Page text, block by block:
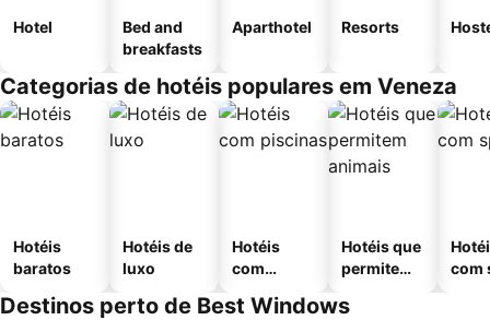
Hotel
Bed and
breakfasts
Aparthotel Resorts
Categorias de hotéis populares em Veneza
Hotéis
baratos
Hotéis de
luxo
Hotéis
com
Hotéis que
permitem
com
Destinos perto de Best Windows